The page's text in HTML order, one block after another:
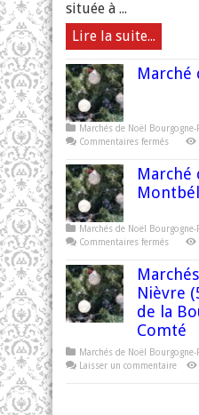
située à ...
Lire la suite...
Marché
Marchés de Noël Bourgogne-
Commentaires fermés
Noël
à
Dijon
Marché
Marchés de Noël Bourgogne-
Commentaires fermés
Noël
à
Nièvre
de la
Comté
Marchés de Noël Bourgogne-
Laisser un commentaire